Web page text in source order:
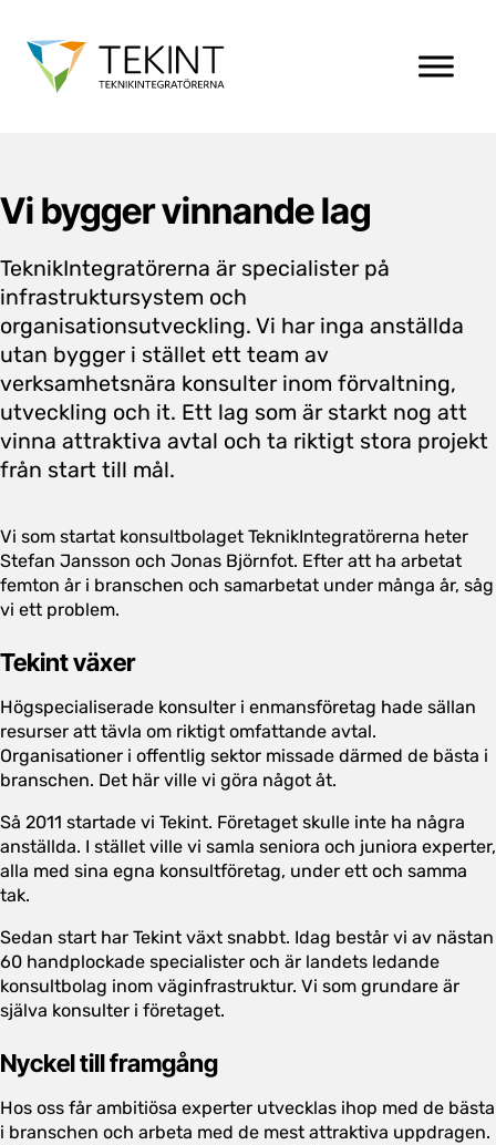
Vi bygger vinnande lag
TeknikIntegratörerna är specialister på
infrastruktursystem och
organisationsutveckling. Vi har inga anställda
utan bygger i stället ett team av
verksamhetsnära konsulter inom förvaltning,
utveckling och it. Ett lag som är starkt nog att
vinna attraktiva avtal och ta riktigt stora projekt
från start till mål.
Vi som startat konsultbolaget TeknikIntegratörerna heter
Stefan Jansson och Jonas Björnfot. Efter att ha arbetat
femton år i branschen och samarbetat under många år, såg
vi ett problem.
Tekint växer
Högspecialiserade konsulter i enmansföretag hade sällan
resurser att tävla om riktigt omfattande avtal.
Organisationer i offentlig sektor missade därmed de bästa i
branschen. Det här ville vi göra något åt.
Så 2011 startade vi Tekint. Företaget skulle inte ha några
anställda. I stället ville vi samla seniora och juniora experter,
alla med sina egna konsultföretag, under ett och samma
tak.
Sedan start har Tekint växt snabbt. Idag består vi av nästan
60 handplockade specialister och är landets ledande
konsultbolag inom väginfrastruktur. Vi som grundare är
själva konsulter i företaget.
Nyckel till framgång
Hos oss får ambitiösa experter utvecklas ihop med de bästa
i branschen och arbeta med de mest attraktiva uppdragen.